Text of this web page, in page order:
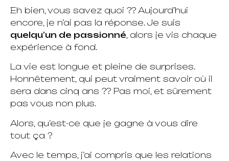
Eh bien, vous savez quoi ?? Aujourd’hui
encore, je n’ai pas la réponse. Je suis
quelqu’un de passionné , alors je vis chaque
expérience à fond.
La vie est longue et pleine de surprises.
Honnêtement, qui peut vraiment savoir où il
sera dans cinq ans ?? Pas moi, et sûrement
pas vous non plus.
Alors, qu’est-ce que je gagne à vous dire
tout ça ?
Avec le temps, j’ai compris que les relations